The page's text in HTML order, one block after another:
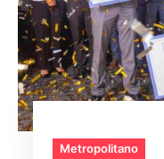
Metropolitano